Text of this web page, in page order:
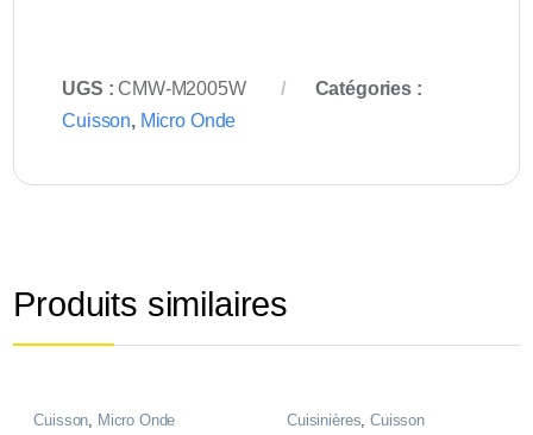
UGS :CMW-M2005W
Catégories :
Cuisson, Micro Onde
Produits similaires
Cuisson
Micro Onde
Cuisinières ,Cuisson